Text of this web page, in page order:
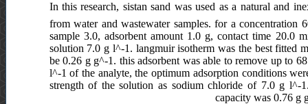
In this research, sistan sand was used as a natural and
from water and wastewater samples. for a
sample 3.0, adsorbent amount 1.0 g, contact time 20.0
solution 7.0 g l^-1. langmuir isotherm was the best fitted
be 0.26 g g^-1. this adsorbent was able to remove up to
l^-1 of the analyte, the optimum adsorption conditions
strength of the solution as sodium chloride of 7.0 g l^-
capacity was 0.76 g